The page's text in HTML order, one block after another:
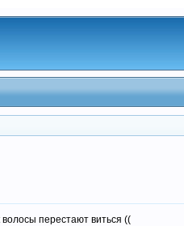
волосы перестают виться ((